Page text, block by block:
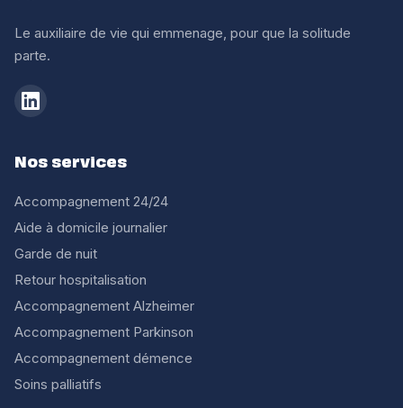
Le auxiliaire de vie qui emmenage, pour que la solitude
parte.
Nos services
Accompagnement 24/24
Aide à domicile journalier
Garde de nuit
Retour hospitalisation
Accompagnement Alzheimer
Accompagnement Parkinson
Accompagnement démence
Soins palliatifs